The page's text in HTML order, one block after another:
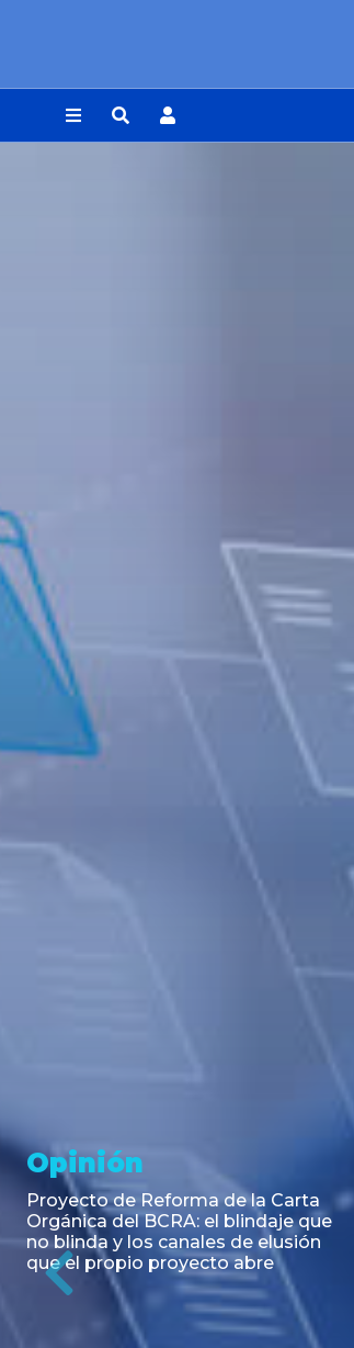
Noticia
RESOLUCIÓN 271/2026 de la
SECRETARIA DE COORDINACIÓN
DE PRODUCCIÓN: Actualización y
unificación de las advertencias
obligatorias en la publicidad de
juegos y apuestas en...
Previous